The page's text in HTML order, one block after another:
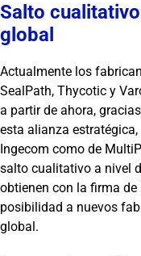
Salto
global
Actualmente los
SealPath, Thycotic y
a partir de ahora,
esta alianza
Ingecom como de
salto cualitativo a nivel
obtienen con la firma
posibilidad a nuevos
global.